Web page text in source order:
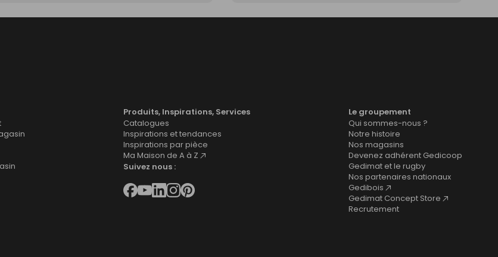
Produits, Inspirations, Services
Catalogues
Inspirations et tendances
Inspirations par pièce
Ma Maison de A à Z
Suivez nous :
Le groupement
Qui sommes-nous ?
Notre histoire
Nos magasins
Devenez adhérent Gedicoop
Gedimat et le rugby
Nos partenaires nationaux
Gedibois
Gedimat Concept Store
Recrutement